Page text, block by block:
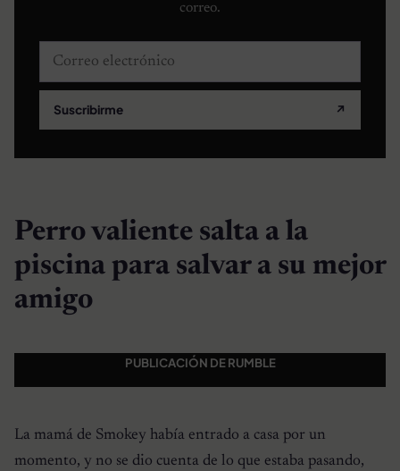
correo.
Correo electrónico
Suscribirme ↗
Perro valiente salta a la
piscina para salvar a su mejor
amigo
PUBLICACIÓN DE RUMBLE
La mamá de Smokey había entrado a casa por un
momento, y no se dio cuenta de lo que estaba pasando,